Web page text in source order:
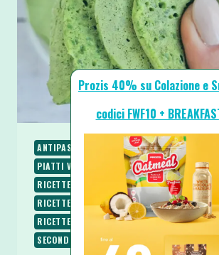
ANTIPASTI E STUZZICHINI COLAZIONE
PIATTI VELOCI
RICETTE
RICETTE BASE
RICETTE PROTEICHE
RICETTE SALATE
RICETTE SENZA BURRO
RICETTE SENZA
RICETTE SENZA ZUCCHERO
RICETTE
SECONDI
SPUNTINI E SNACKS
Prozis 40% su Colazione e
codici FWF10 +